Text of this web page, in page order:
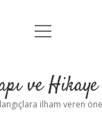
Anasayfa
Yasal Uyarı
menüyü
ve Hikaye
ilham veren